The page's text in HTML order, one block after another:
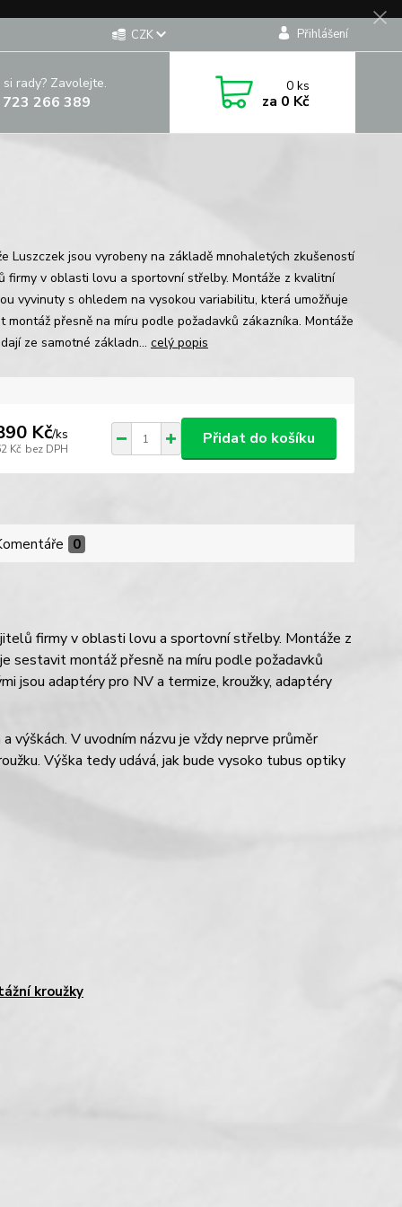
CZK Přihlášení
rady? Zavolejte.
266 389
0ks
za 0 Kč
Luszczek jsou vyrobeny na základě mnohaletých zkušeností
firmy v oblasti lovu a sportovní střelby. Montáže z kvalitní
vyvinuty s ohledem na vysokou variabilitu, která umožňuje
montáž přesně na míru podle požadavků zákazníka. Montáže
ze samotné základn... celý popis
Kč/ks
Kč bez DPH
Přidat do košíku
0
firmy v oblasti lovu a sportovní střelby. Montáže z
sestavit montáž přesně na míru podle požadavků
jsou adaptéry pro NV a termize, kroužky, adaptéry
výškách. V uvodním názvu je vždy neprve průměr
Výška tedy udává, jak bude vysoko tubus optiky
kroužky